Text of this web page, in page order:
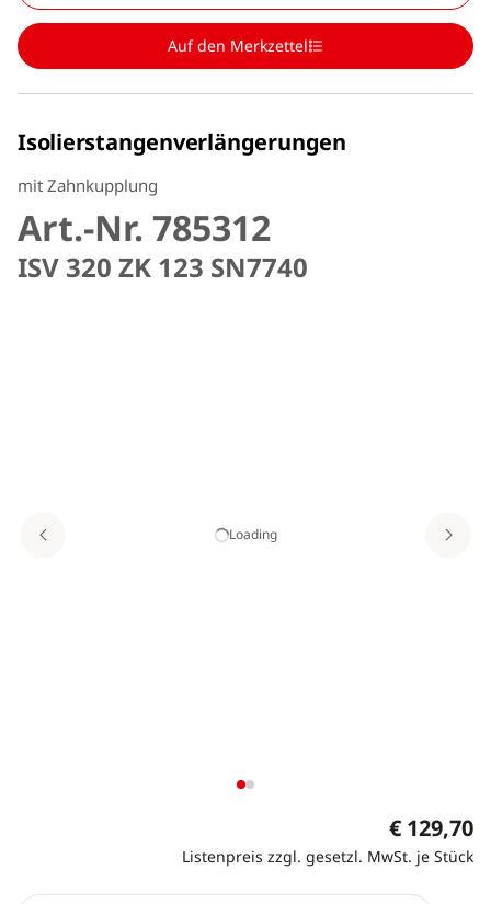
Auf den Merkzettel
Isolierstangenverlängerungen
mit Zahnkupplung
Art.-Nr. 785312
ISV 320 ZK 123 SN7740
Loading
€ 129,70
Listenpreis zzgl. gesetzl. MwSt. je Stück